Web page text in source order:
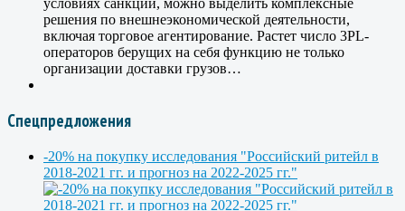
решения по внешнеэкономической деятельности,
включая торговое агентирование. Растет число 3PL-
операторов берущих на себя функцию не только
организации доставки грузов…
Спецпредложения
-20% на покупку исследования "Российский ритейл в
2018-2021 гг. и прогноз на 2022-2025 гг."